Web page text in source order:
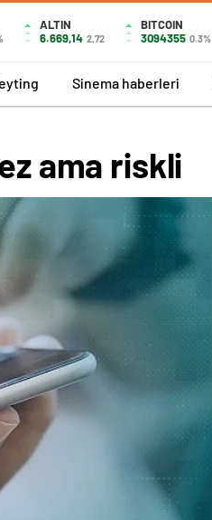
ALTIN
6.669,14 2,72
BITCOIN
3094355 0.3%
Sinema haberleri
ama riskli